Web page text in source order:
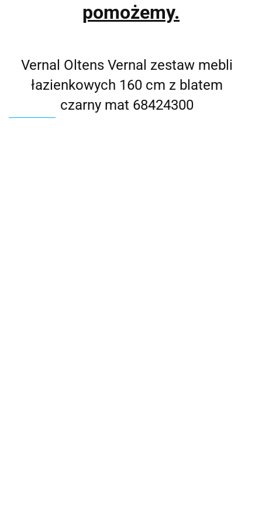
pomożemy.
Vernal Oltens Vernal zestaw mebli
łazienkowych 160 cm z blatem
czarny mat 68424300